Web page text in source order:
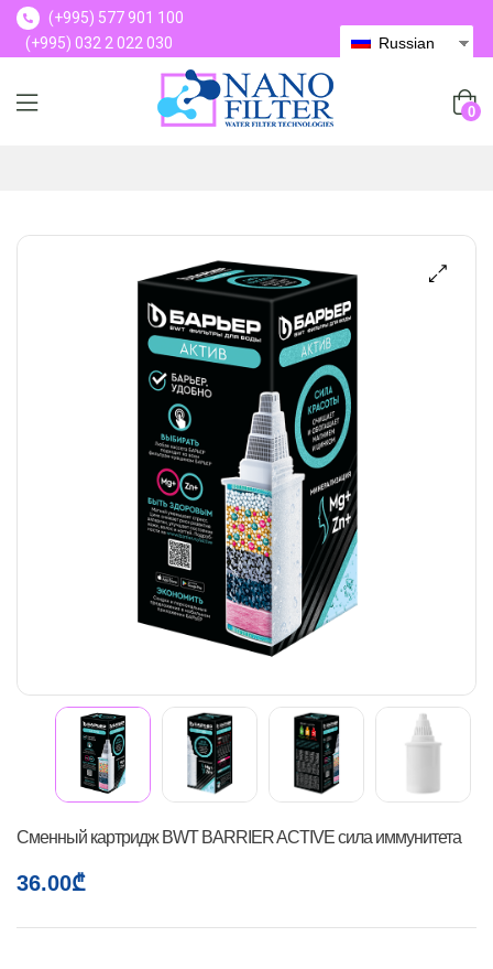
(+995) 577 901 100
(+995) 032 2 022 030
Russian
0
Сменный картридж BWT BARRIER ACTIVE сила иммунитета
36.00₾